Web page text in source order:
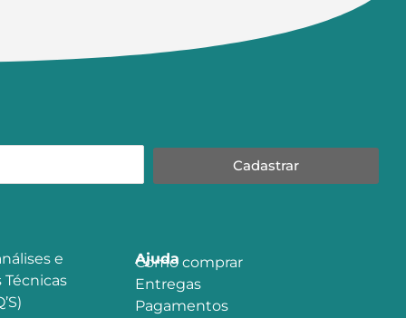
Cadastrar
e
Ajuda
Como comprar
Entregas
Pagamentos